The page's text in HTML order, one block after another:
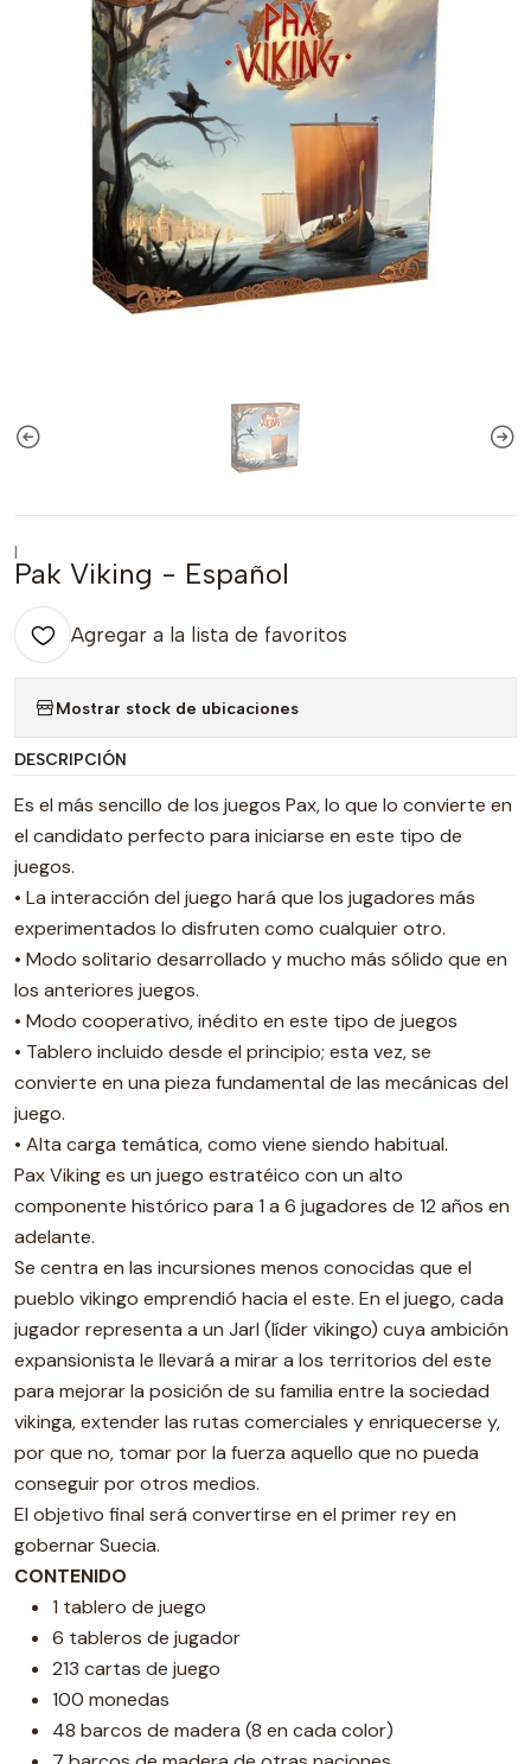
|
Pak Viking - Español
Agregar a la lista de favoritos
Mostrar stock de ubicaciones
DESCRIPCIÓN
Es el más sencillo de los juegos Pax, lo que lo convierte en
el candidato perfecto para iniciarse en este tipo de
juegos.
• La interacción del juego hará que los jugadores más
experimentados lo disfruten como cualquier otro.
• Modo solitario desarrollado y mucho más sólido que en
los anteriores juegos.
• Modo cooperativo, inédito en este tipo de juegos
• Tablero incluido desde el principio; esta vez, se
convierte en una pieza fundamental de las mecánicas del
juego.
• Alta carga temática, como viene siendo habitual.
Pax Viking es un juego estratéico con un alto
componente histórico para 1 a 6 jugadores de 12 años en
adelante.
Se centra en las incursiones menos conocidas que el
pueblo vikingo emprendió hacia el este. En el juego, cada
jugador representa a un Jarl (líder vikingo) cuya ambición
expansionista le llevará a mirar a los territorios del este
para mejorar la posición de su familia entre la sociedad
vikinga, extender las rutas comerciales y enriquecerse y,
por que no, tomar por la fuerza aquello que no pueda
conseguir por otros medios.
El objetivo final será convertirse en el primer rey en
gobernar Suecia.
CONTENIDO
1 tablero de juego
6 tableros de jugador
213 cartas de juego
100 monedas
48 barcos de madera (8 en cada color)